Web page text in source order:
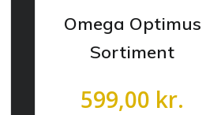
Omega Optimus
Sortiment
599,00 kr.